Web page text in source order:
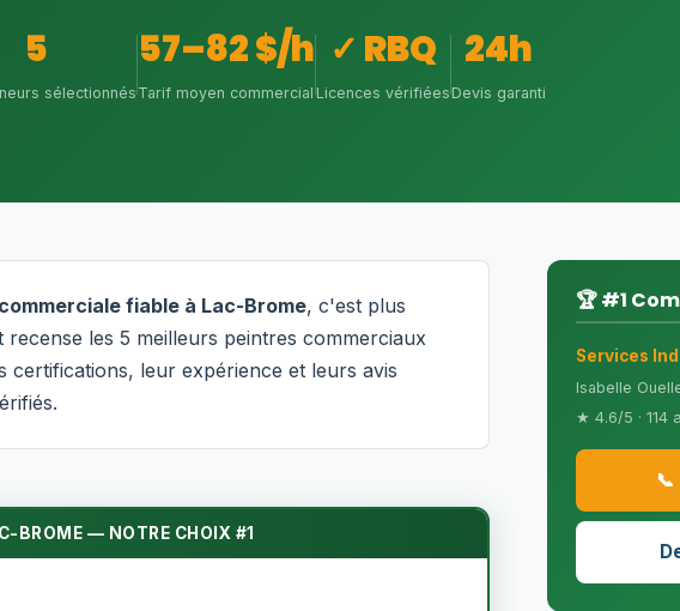
5
sélectionnés
57–82 $/h
Tarif moyen commercial
✓ RBQ
Licences vérifiées
24h
Devis garanti
fiable à Lac-Brome, c'est plus
les 5 meilleurs peintres commerciaux
certifications, leur expérience et leurs avis
BROME — NOTRE CHOIX #1
🏆 #1
Services
Isabelle
★ 4.6/5 · 114